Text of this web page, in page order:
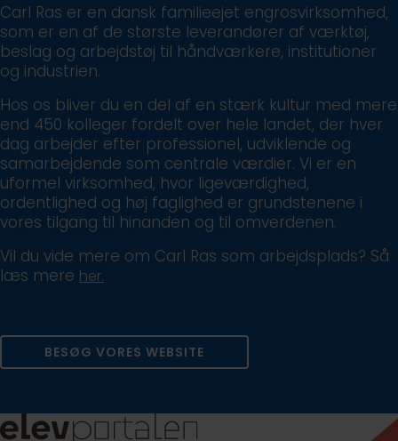
Carl Ras er en dansk familieejet engrosvirksomhed,
som er en af de største leverandører af værktøj,
beslag og arbejdstøj til håndværkere, institutioner
og industrien.
Hos os bliver du en del af en stærk kultur med mere
end 450 kolleger fordelt over hele landet, der hver
dag arbejder efter professionel, udviklende og
samarbejdende som centrale værdier. Vi er en
uformel virksomhed, hvor ligeværdighed,
ordentlighed og høj faglighed er grundstenene i
vores tilgang til hinanden og til omverdenen.
Vil du vide mere om Carl Ras som arbejdsplads? Så
læs mere her.
BESØG VORES WEBSITE